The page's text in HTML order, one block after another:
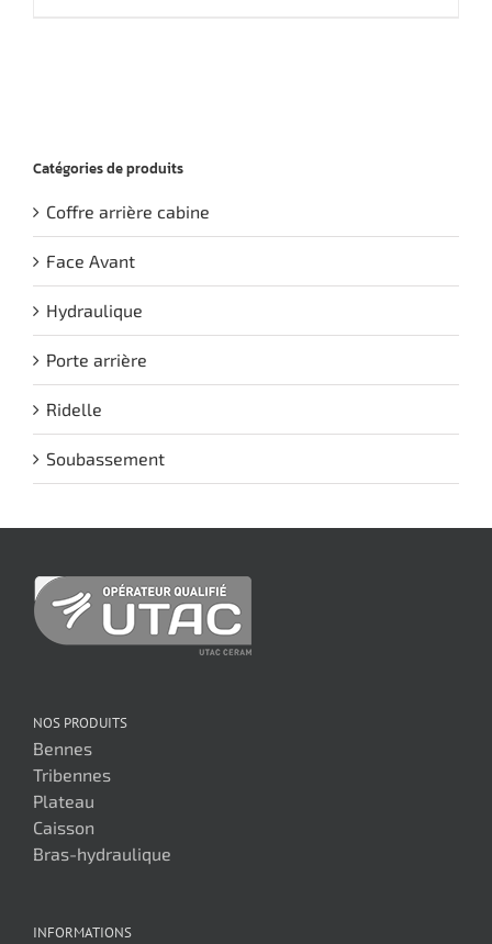
Catégories de produits
Coffre arrière cabine
Face Avant
Hydraulique
Porte arrière
Ridelle
Soubassement
NOS PRODUITS
Bennes
Tribennes
Plateau
Caisson
Bras-hydraulique
INFORMATIONS